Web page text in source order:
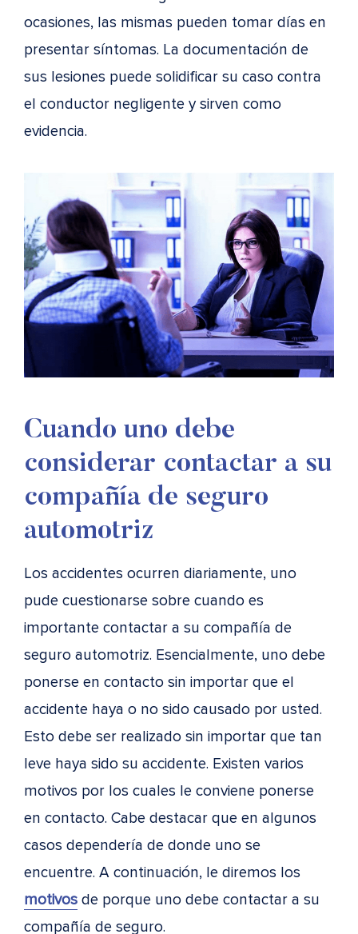
ocasiones, las mismas pueden tomar días en
presentar síntomas. La documentación de
sus lesiones puede solidificar su caso contra
el conductor negligente y sirven como
evidencia.
Cuando uno debe
considerar contactar a su
compañía de seguro
automotriz
Los accidentes ocurren diariamente, uno
pude cuestionarse sobre cuando es
importante contactar a su compañía de
seguro automotriz. Esencialmente, uno debe
ponerse en contacto sin importar que el
accidente haya o no sido causado por usted.
Esto debe ser realizado sin importar que tan
leve haya sido su accidente. Existen varios
motivos por los cuales le conviene ponerse
en contacto. Cabe destacar que en algunos
casos dependería de donde uno se
encuentre. A continuación, le diremos los
motivos de porque uno debe contactar a su
compañía de seguro.